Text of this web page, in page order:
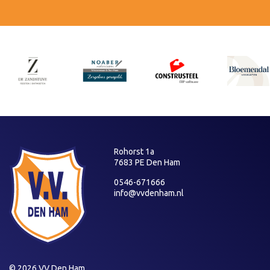
Rohorst 1a
7683 PE Den Ham
0546-671666
info@vvdenham.nl
© 2026 VV Den Ham